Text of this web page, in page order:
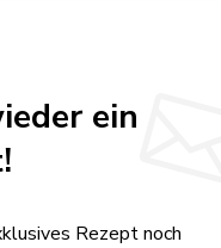
ein
Rezept noch